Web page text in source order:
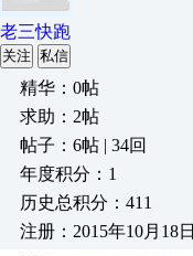
老三快跑
关注 私信
精华：0帖
求助：2帖
帖子：6帖 | 34回
年度积分：1
历史总积分：411
注册：2015年10月18日